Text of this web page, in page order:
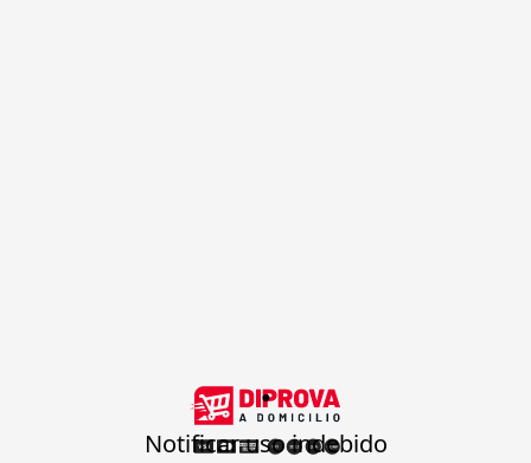
.
Notificar uso indebido